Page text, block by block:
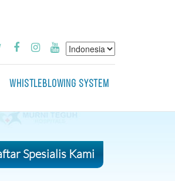
WHISTLEBLOWING SYSTEM
Spesialis Kami